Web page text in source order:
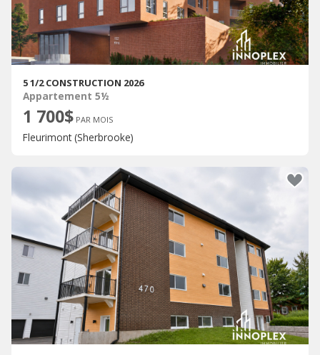
5 1/2 CONSTRUCTION 2026
Appartement 5½
1 700$ PAR MOIS
Fleurimont (Sherbrooke)